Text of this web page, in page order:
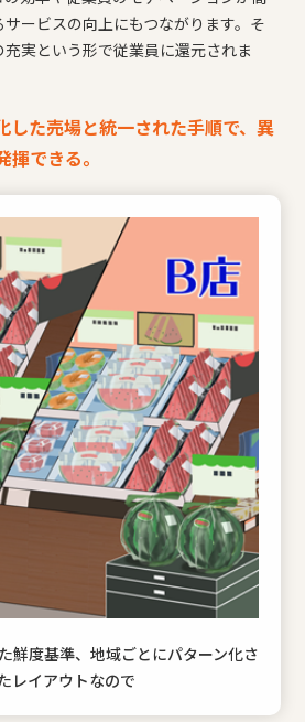
ービスの向上にもつながります。そ
実という形で従業員に還元されま
した売場と統一された手順で、異
できる。
鮮度基準、地域ごとにパターン化さ
レイアウトなので